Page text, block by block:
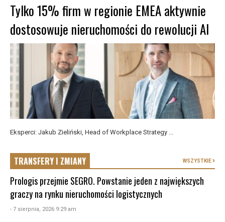
Tylko 15% firm w regionie EMEA aktywnie
dostosowuje nieruchomości do rewolucji AI
Eksperci: Jakub Zieliński, Head of Workplace Strategy ...
TRANSFERY I ZMIANY WSZYSTKIE
Prologis przejmie SEGRO. Powstanie jeden z największych
graczy na rynku nieruchomości logistycznych
- 7 sierpnia, 2026 9:29 am